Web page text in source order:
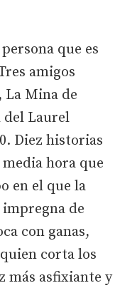
que es
amigos
Mina de
del Laurel
Diez historias
hora que
en el que la
de
con ganas,
corta los
más asfixiante y